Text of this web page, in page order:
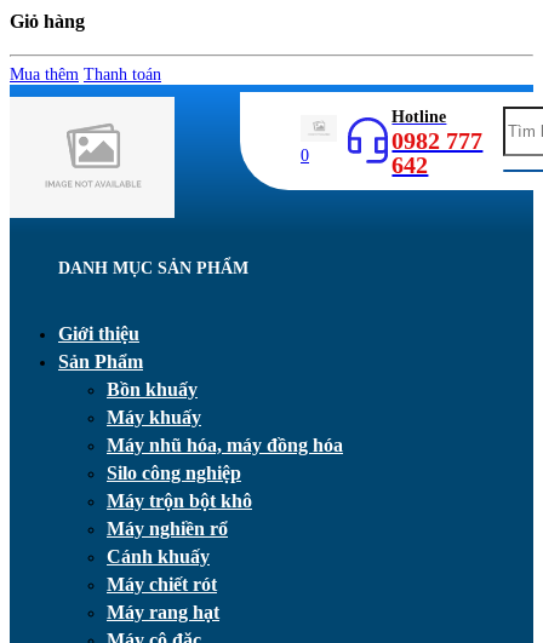
Giỏ hàng
Mua thêm Thanh toán
0
Hotline
0982 777
642
DANH MỤC SẢN PHẨM
Giới thiệu
Sản Phẩm
Bồn khuấy
Máy khuấy
Máy nhũ hóa, máy đồng hóa
Silo công nghiệp
Máy trộn bột khô
Máy nghiền rổ
Cánh khuấy
Máy chiết rót
Máy rang hạt